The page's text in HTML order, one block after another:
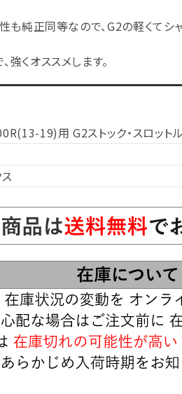
性も純正同等なので、G2の軽くて
くオススメします。
19)用 G2ストック・スロットル